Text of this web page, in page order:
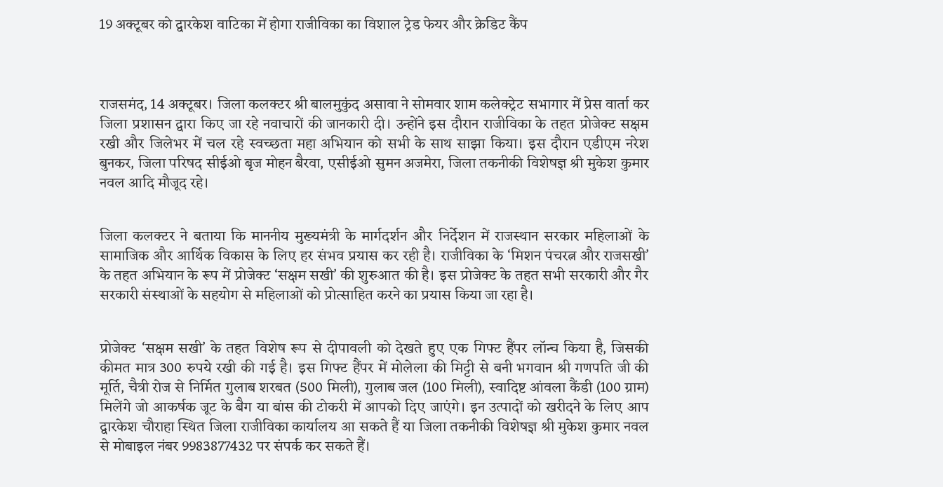
19 अक्टूबर को द्वारकेश वाटिका में होगा राजीविका का विशाल ट्रेड फेयर और क्रेडिट कैंप
राजसमंद, 14 अक्टूबर। जिला कलक्टर श्री बालमुकुंद असावा ने सोमवार शाम कलेक्ट्रेट सभागार में प्रेस वार्ता कर
जिला प्रशासन द्वारा किए जा रहे नवाचारों की जानकारी दी। उन्होंने इस दौरान राजीविका के तहत प्रोजेक्ट सक्षम
रखी और जिलेभर में चल रहे स्वच्छता महा अभियान को सभी के साथ साझा किया। इस दौरान एडीएम नरेश
बुनकर, जिला परिषद सीईओ बृज मोहन बैरवा, एसीईओ सुमन अजमेरा, जिला तकनीकी विशेषज्ञ श्री मुकेश कुमार
नवल आदि मौजूद रहे।
जिला कलक्टर ने बताया कि माननीय मुख्यमंत्री के मार्गदर्शन और निर्देशन में राजस्थान सरकार महिलाओं के
सामाजिक और आर्थिक विकास के लिए हर संभव प्रयास कर रही है। राजीविका के ‘मिशन पंचरत्न और राजसखी’
के तहत अभियान के रूप में प्रोजेक्ट ‘सक्षम सखी’ की शुरुआत की है। इस प्रोजेक्ट के तहत सभी सरकारी और गैर
सरकारी संस्थाओं के सहयोग से महिलाओं को प्रोत्साहित करने का प्रयास किया जा रहा है।
प्रोजेक्ट ‘सक्षम सखी’ के तहत विशेष रूप से दीपावली को देखते हुए एक गिफ्ट हैंपर लॉन्च किया है, जिसकी
कीमत मात्र 300 रुपये रखी की गई है। इस गिफ्ट हैंपर में मोलेला की मिट्टी से बनी भगवान श्री गणपति जी की
मूर्ति, चैत्री रोज से निर्मित गुलाब शरबत (500 मिली), गुलाब जल (100 मिली), स्वादिष्ट आंवला कैंडी (100 ग्राम)
मिलेंगे जो आकर्षक जूट के बैग या बांस की टोकरी में आपको दिए जाएंगे। इन उत्पादों को खरीदने के लिए आप
द्वारकेश चौराहा स्थित जिला राजीविका कार्यालय आ सकते हैं या जिला तकनीकी विशेषज्ञ श्री मुकेश कुमार नवल
से मोबाइल नंबर 9983877432 पर संपर्क कर सकते हैं।